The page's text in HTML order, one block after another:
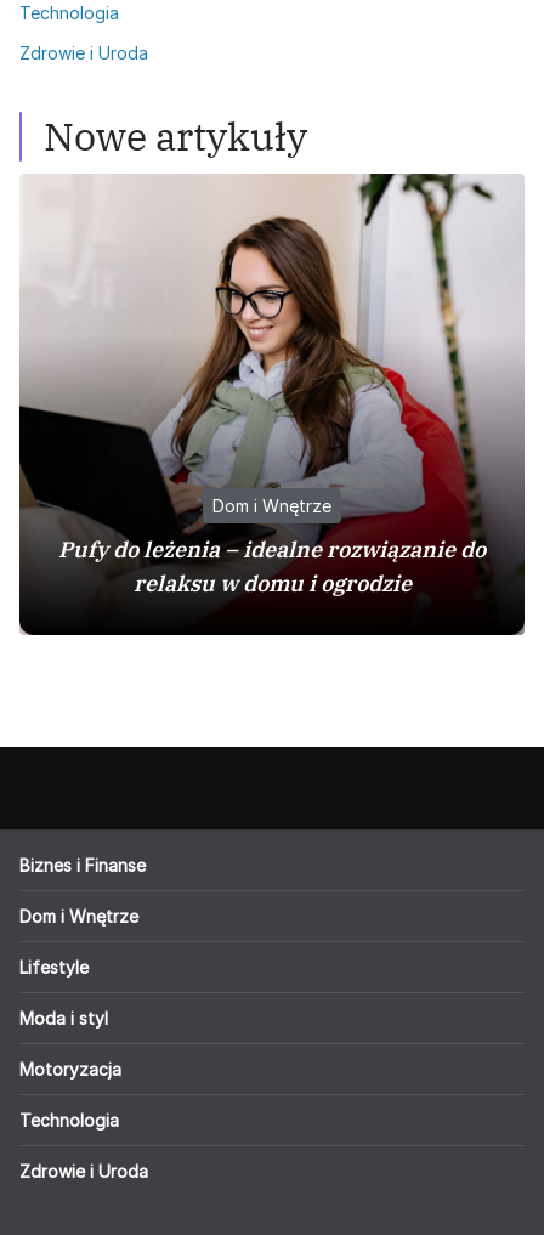
Technologia
Zdrowie i Uroda
Nowe artykuły
Dom i Wnętrze
Pufy do leżenia – idealne rozwiązanie do
relaksu w domu i ogrodzie
Biznes i Finanse
Dom i Wnętrze
Lifestyle
Moda i styl
Motoryzacja
Technologia
Zdrowie i Uroda